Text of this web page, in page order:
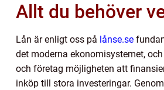
Allt du behöver
Lån är enligt oss på lånse.se
det moderna ekonomisystemet,
och företag möjligheten att
inköp till stora investeringar.